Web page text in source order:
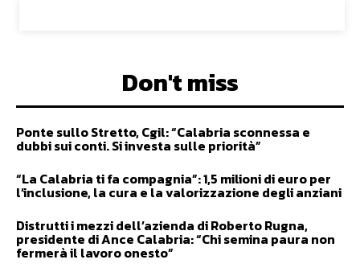
Don't miss
Ponte sullo Stretto, Cgil: “Calabria sconnessa e
dubbi sui conti. Si investa sulle priorità”
“La Calabria ti fa compagnia”: 1,5 milioni di euro per
l’inclusione, la cura e la valorizzazione degli anziani
Distrutti i mezzi dell’azienda di Roberto Rugna,
presidente di Ance Calabria: “Chi semina paura non
fermerà il lavoro onesto”